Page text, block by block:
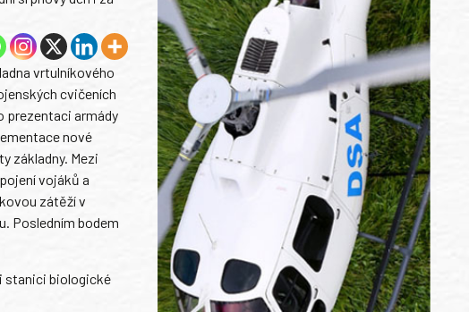
vrtulníkového
cvičeních
prezentaci armády
nové
základny. Mezi
vojáků a
zátěží v
Posledním bodem
stanici biologické